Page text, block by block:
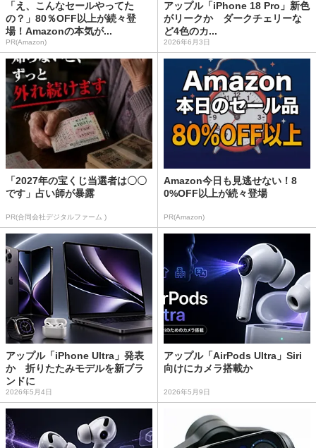
「え、こんなセールやってた
の？」80％OFF以上が続々登
場！Amazonの本気が...
PR(Amazon)
アップル「iPhone 18 Pro」新色
がリークか ダークチェリーな
ど4色のカ...
2026年6月3日
「2027年の宝くじ当選者は〇〇
です」占い師が暴露
PR(合同会社デジタルファーム )
Amazon今日も見逃せない！8
0%OFF以上が続々登場
PR(Amazon)
アップル「iPhone Ultra」発表
か 折りたたみモデルを新ブラ
ンドに
2026年5月4日
アップル「AirPods Ultra」Siri
向けにカメラ搭載か
2026年5月9日